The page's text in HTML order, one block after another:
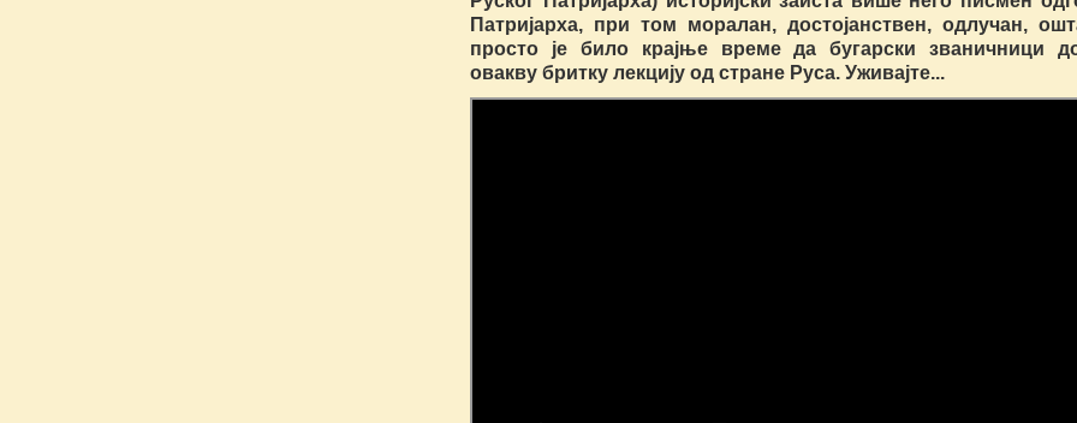
Патријарха, при том моралан, достојанствен, одлучан,
просто је било крајње време да бугарски званичници
овакву бритку лекцију од стране Руса. Уживајте...